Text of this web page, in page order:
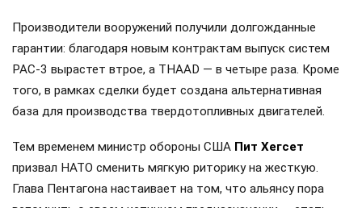
Производители вооружений получили долгожданные
гарантии: благодаря новым контрактам выпуск систем
PAC-3 вырастет втрое, а THAAD — в четыре раза. Кроме
того, в рамках сделки будет создана альтернативная
база для производства твердотопливных двигателей.
Тем временем министр обороны США Пит Хегсет
призвал НАТО сменить мягкую риторику на жесткую.
Глава Пентагона настаивает на том, что альянсу пора